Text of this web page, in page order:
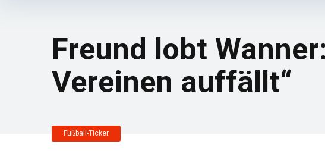
Freund lobt
Vereinen auffällt“
Fußball-Ticker